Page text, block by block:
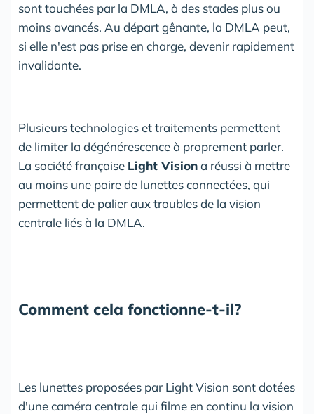
sont touchées par la DMLA, à des stades plus ou
moins avancés. Au départ gênante, la DMLA peut,
si elle n'est pas prise en charge, devenir rapidement
invalidante.
Plusieurs technologies et traitements permettent
de limiter la dégénérescence à proprement parler.
La société française Light Visiona réussi à mettre
au moins une paire de lunettes connectées, qui
permettent de palier aux troubles de la vision
centrale liés à la DMLA.
Comment cela fonctionne-t-il?
Les lunettes proposées par Light Vision sont dotées
d'une caméra centrale qui filme en continu la vision